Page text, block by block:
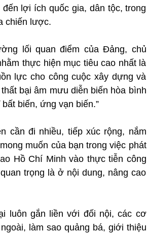
lợi ích quốc gia, dân tộc, trong
chiến lược.
lối quan điểm của Đảng, chủ
thực hiện mục tiêu cao nhất là
lực cho công cuộc xây dựng và
bại âm mưu diễn biến hòa bình
biến, ứng vạn biến.”
cần đi nhiều, tiếp xúc rộng, nắm
muốn của bạn trong việc phát
Hồ Chí Minh vào thực tiễn công
trọng là ở nội dung, nâng cao
luôn gắn liền với đối nội, các cơ
làm sao quảng bá, giới thiệu